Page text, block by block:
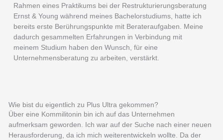
Rahmen eines Praktikums bei der Restrukturierungsberatung
Ernst & Young während meines Bachelorstudiums, hatte ich
bereits erste Berührungspunkte mit Berateraufgaben. Meine
dadurch gesammelten Erfahrungen in Verbindung mit
meinem Studium haben den Wunsch, für eine
Unternehmensberatung zu arbeiten, verstärkt.
Wie bist du eigentlich zu Plus Ultra gekommen?
Über eine Kommilitonin bin ich auf das Unternehmen
aufmerksam geworden. Ich war auf der Suche nach einer neuen
Herausforderung, da ich mich weiterentwickeln wollte. Da der